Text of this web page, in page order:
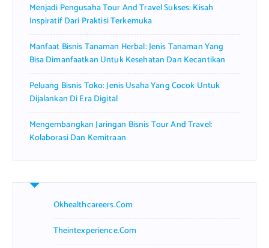
Menjadi Pengusaha Tour And Travel Sukses: Kisah
Inspiratif Dari Praktisi Terkemuka
Manfaat Bisnis Tanaman Herbal: Jenis Tanaman Yang
Bisa Dimanfaatkan Untuk Kesehatan Dan Kecantikan
Peluang Bisnis Toko: Jenis Usaha Yang Cocok Untuk
Dijalankan Di Era Digital
Mengembangkan Jaringan Bisnis Tour And Travel:
Kolaborasi Dan Kemitraan
Okhealthcareers.com
Theintexperience.com